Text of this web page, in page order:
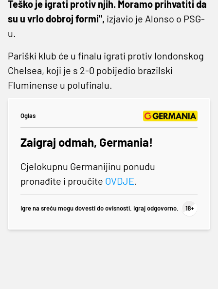
Teško je igrati protiv njih. Moramo prihvatiti da
su u vrlo dobroj formi", izjavio je Alonso o PSG-
u.
Pariški klub će u finalu igrati protiv londonskog
Chelsea, koji je s 2-0 pobijedio brazilski
Fluminense u polufinalu.
Oglas
Zaigraj odmah, Germania!
Cjelokupnu Germanijinu ponudu
pronađite i proučite OVDJE.
Igre na sreću mogu dovesti do ovisnosti. Igraj odgovorno.